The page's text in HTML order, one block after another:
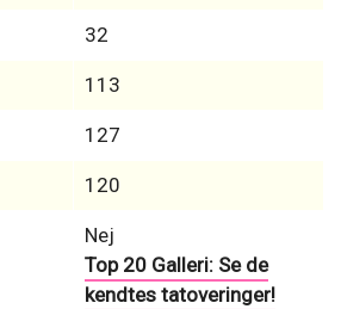
32
113
127
120
Nej
Top 20 Galleri: Se de
kendtes tatoveringer!